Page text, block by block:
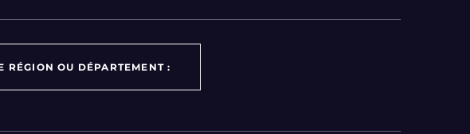
RÉGION OU DÉPARTEMENT :